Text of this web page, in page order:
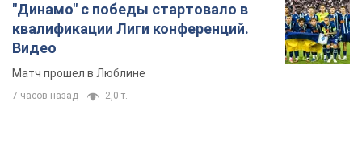
"Динамо" с победы стартовало в
квалификации Лиги конференций.
Видео
Матч прошел в Люблине
7 часов назад 2,0 т.